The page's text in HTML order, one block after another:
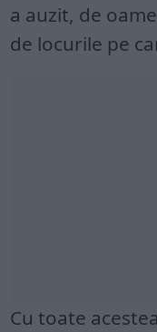
a auzit, de
de locurile pe
Cu toate